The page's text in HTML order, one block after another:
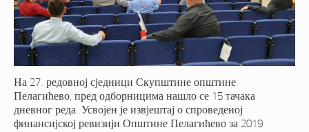
На 27. редовној сједници Скупштине општине
Пелагићево, пред одборницима нашло се 15 тачака
дневног реда. Усвојен је извјештај о спроведеној
финансијској ревизији Општине Пелагићево за 2019.